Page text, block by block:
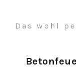
Das wohl